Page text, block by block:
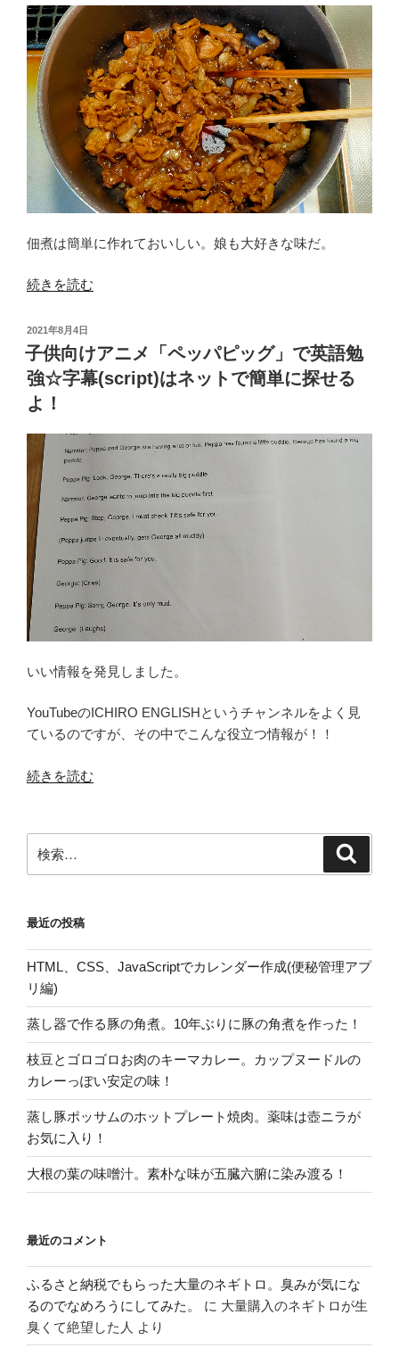
ね
ぎ
も
美
味
し
い！”
の
ら
か
鶏
つ
く
ね。
ひ
き
肉
マ
ネ
ズ
で
ふ
わ
ふ
わ
に！”
の
佃煮は簡単に作れておいしい。娘も大好きな味だ。
“豚
間
肉
の
佃
煮。
こ
れ
と
味
噌
汁
が
あ
れ
ば
も
う
こ
は
の
続きを読む
投
稿
日:
2021年8月4日
子供向けアニメ「ペッパピッグ」で英語勉
強☆字幕(script)はネットで簡単に探せる
よ！
いい情報を発見しました。
YouTubeのICHIRO ENGLISHというチャンネルをよく見
ているのですが、その中でこんな役立つ情報が！！
“子
け
ア
「ペ
ッ
パ
ピ
ッ
グ」
で
英
語
勉
強
☆
字
は
ネ
ッ
ト
で
続きを読む
索:
最近の投稿
HTML、CSS、JavaScriptでカレンダー作成(便秘管理アプ
リ編)
蒸し器で作る豚の角煮。10年ぶりに豚の角煮を作った！
枝豆とゴロゴロお肉のキーマカレー。カップヌードルの
カレーっぽい安定の味！
蒸し豚ポッサムのホットプレート焼肉。薬味は壺ニラが
お気に入り！
大根の葉の味噌汁。素朴な味が五臓六腑に染み渡る！
最近のコメント
ふるさと納税でもらった大量のネギトロ。臭みが気にな
るのでなめろうにしてみた。
に 大量購入のネギトロが生
臭くて絶望した人 より